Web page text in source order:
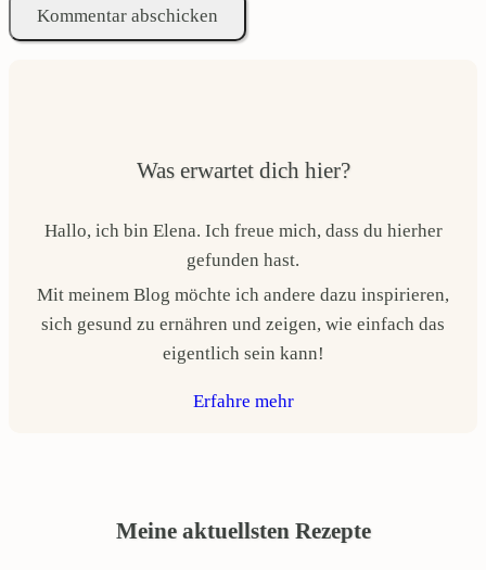
Was erwartet dich hier?
Hallo, ich bin Elena. Ich freue mich, dass du hierher
gefunden hast.
Mit meinem Blog möchte ich andere dazu inspirieren,
sich gesund zu ernähren und zeigen, wie einfach das
eigentlich sein kann!
Erfahre mehr
Meine aktuellsten Rezepte